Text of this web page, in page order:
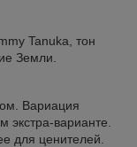
Tanuka, тон
Земли.
Вариация
экстра-варианте.
для ценителей.